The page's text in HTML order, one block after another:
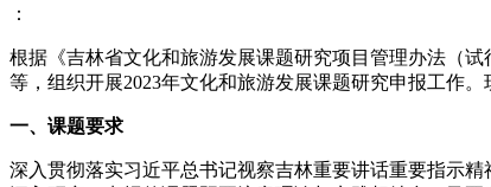
：
根据《吉林省文化和旅游发展课题研究项目管理办法（
等，组织开展2023年文化和旅游发展课题研究申报工作。
一、课题要求
深入贯彻落实习近平总书记视察吉林重要讲话重要指示